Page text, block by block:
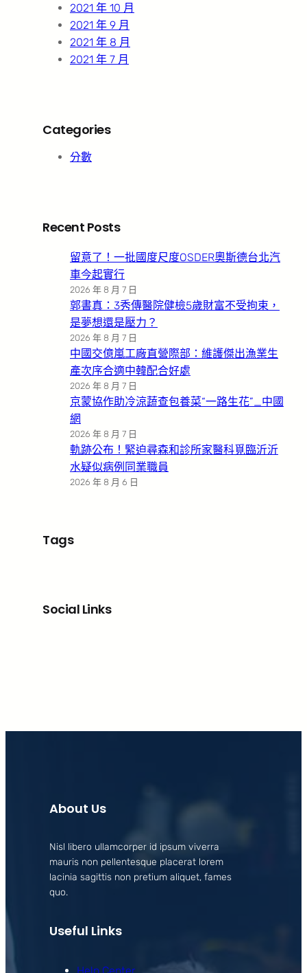
2021 年 10 月
2021 年 9 月
2021 年 8 月
2021 年 7 月
Categories
分數
Recent Posts
留意了！一批國度尺度OSDER奧斯德台北汽
車今起實行
2026 年 8 月 7 日
郭書真：3秀傳醫院健檢5歲財富不受拘束，
是夢想還是壓力？
2026 年 8 月 7 日
中國交億嵐工廠直營際部：維護傑出漁業生
產次序合適中韓配合好處
2026 年 8 月 7 日
京蒙協作助冷涼蔬查包養菜“一路生花”_中國
網
2026 年 8 月 7 日
軌跡公布！緊迫尋森和診所家醫科覓臨沂沂
水疑似病例同業職員
2026 年 8 月 6 日
Tags
Social Links
About Us
Nisl libero ullamcorper id ipsum viverra
mauris non pellentesque placerat lorem
lacinia sagittis non pretium aliquet, fames
quo.
Useful Links